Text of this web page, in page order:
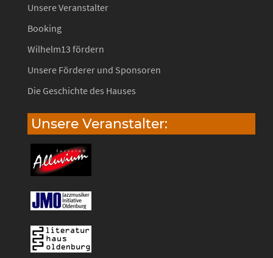
Unsere Veranstalter
Booking
Wilhelm13 fördern
Unsere Förderer und Sponsoren
Die Geschichte des Hauses
Unsere Veranstalter: